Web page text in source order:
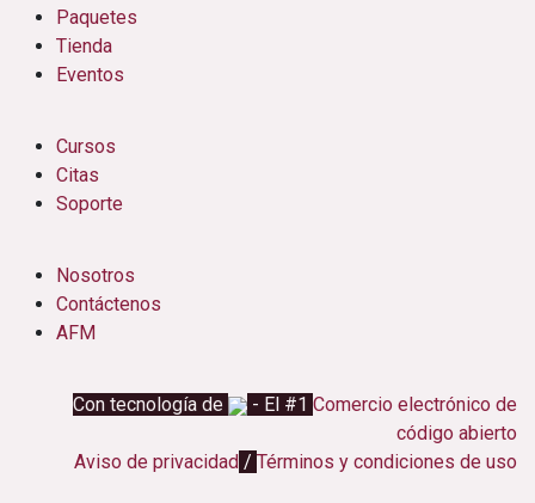
Paquetes
Tienda
Eventos
Cursos
Citas
Soporte
Nosotros
Contáctenos
AFM
Con tecnología de - El #1 Comercio electrónico de
código abierto
Aviso de privacidad / Términos y condiciones de uso